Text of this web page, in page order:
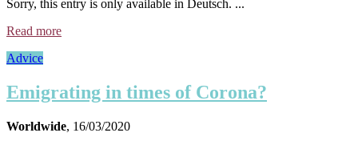
Sorry, this entry is only available in Deutsch. ...
Read more
Advice
Emigrating in times of Corona?
Worldwide, 16/03/2020